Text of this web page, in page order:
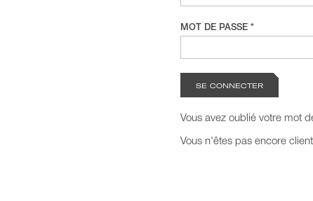
MOT DE PASSE *
Vous avez oublié votre mot
Vous n'êtes pas encore